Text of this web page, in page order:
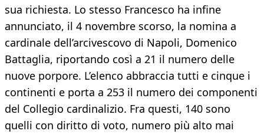
sua richiesta. Lo stesso Francesco ha infine
annunciato, il 4 novembre scorso, la nomina a
cardinale dell’arcivescovo di Napoli, Domenico
Battaglia, riportando così a 21 il numero delle
nuove porpore. L’elenco abbraccia tutti e cinque i
continenti e porta a 253 il numero dei componenti
del Collegio cardinalizio. Fra questi, 140 sono
quelli con diritto di voto, numero più alto mai